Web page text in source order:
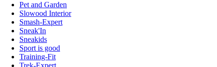
Pet and Garden
Slowood Interior
Smash-Expert
Sneak'In
Sneakids
Sport is good
Training-Fit
Trek-Expert